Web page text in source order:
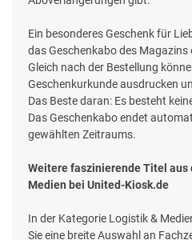
Ein besonderes Geschenk für
das Geschenkabo des Magazins
Gleich nach der Bestellung
Geschenkurkunde ausdrucken
Das Beste daran: Es besteht
Das Geschenkabo endet
gewählten Zeitraums.
Weitere faszinierende Titel aus
Medien bei United-Kiosk.de
In der Kategorie Logistik &
Sie eine breite Auswahl an